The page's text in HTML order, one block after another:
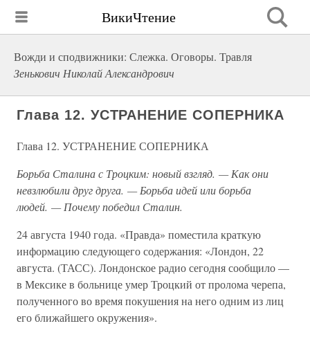
ВикиЧтение
Вожди и сподвижники: Слежка. Оговоры. Травля
Зенькович Николай Александрович
Глава 12. УСТРАНЕНИЕ СОПЕРНИКА
Глава 12. УСТРАНЕНИЕ СОПЕРНИКА
Борьба Сталина с Троцким: новый взгляд. — Как они
невзлюбили друг друга. — Борьба идей или борьба
людей. — Почему победил Сталин.
24 августа 1940 года. «Правда» поместила краткую
информацию следующего содержания: «Лондон, 22
августа. (ТАСС). Лондонское радио сегодня сообщило —
в Мексике в больнице умер Троцкий от пролома черепа,
полученного во время покушения на него одним из лиц
его ближайшего окружения».